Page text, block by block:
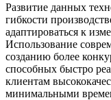
Развитие данных
гибкости
адаптироваться к
Использование
созданию более
способных быстро
клиентам
минимальными